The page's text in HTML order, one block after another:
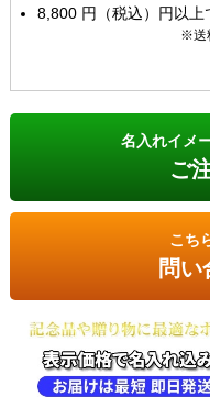
8,800 円（税込）円以上
※送
名入れイメ
ご
こち
問い